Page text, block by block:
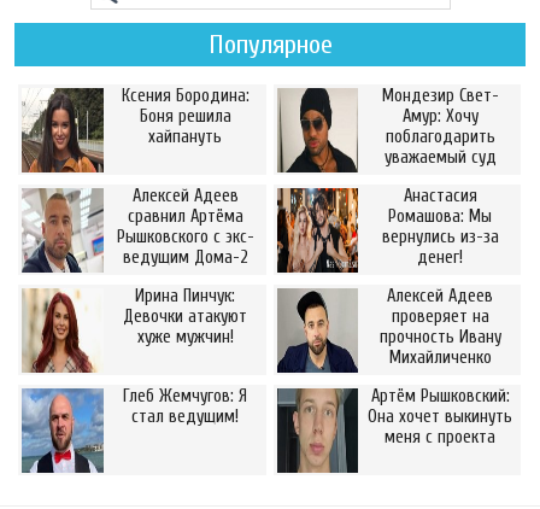
Популярное
Ксения Бородина:
Боня решила
хайпануть
Мондезир Свет-
Амур: Хочу
поблагодарить
уважаемый суд
Алексей Адеев
сравнил Артёма
Рышковского с экс-
ведущим Дома-2
Анастасия
Ромашова: Мы
вернулись из-за
денег!
Ирина Пинчук:
Девочки атакуют
хуже мужчин!
Алексей Адеев
проверяет на
прочность Ивану
Михайличенко
Глеб Жемчугов: Я
стал ведущим!
Артём Рышковский:
Она хочет выкинуть
меня с проекта